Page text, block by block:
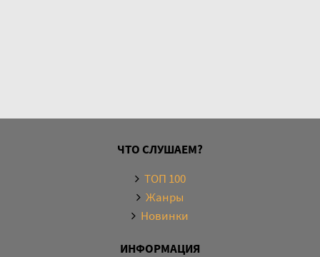
ЧТО СЛУШАЕМ?
ТОП 100
Жанры
Новинки
ИНФОРМАЦИЯ